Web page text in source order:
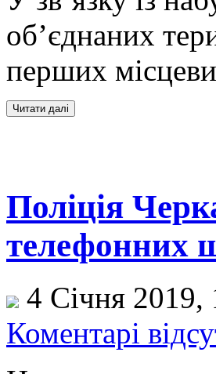
об’єднаних
перших
Поліція
телефонних
4 Січня 2019,
Коментарі